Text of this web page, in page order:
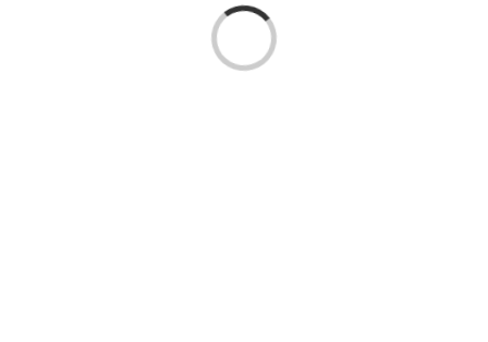
Laden...